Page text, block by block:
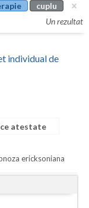
cuplu
Un rezultat
individual de
atestate
ericksoniana